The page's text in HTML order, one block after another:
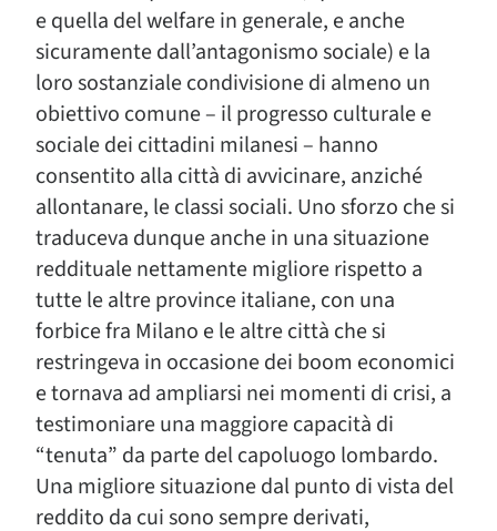
e quella del welfare in generale, e anche
sicuramente dall’antagonismo sociale) e la
loro sostanziale condivisione di almeno un
obiettivo comune – il progresso culturale e
sociale dei cittadini milanesi – hanno
consentito alla città di avvicinare, anziché
allontanare, le classi sociali. Uno sforzo che si
traduceva dunque anche in una situazione
reddituale nettamente migliore rispetto a
tutte le altre province italiane, con una
forbice fra Milano e le altre città che si
restringeva in occasione dei boom economici
e tornava ad ampliarsi nei momenti di crisi, a
testimoniare una maggiore capacità di
“tenuta” da parte del capoluogo lombardo.
Una migliore situazione dal punto di vista del
reddito da cui sono sempre derivati,